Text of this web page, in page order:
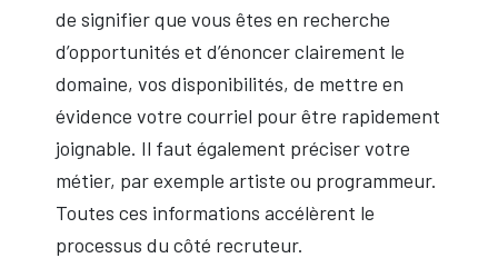
de signifier que vous êtes en recherche
d’opportunités et d’énoncer clairement le
domaine, vos disponibilités, de mettre en
évidence votre courriel pour être rapidement
joignable. Il faut également préciser votre
métier, par exemple artiste ou programmeur.
Toutes ces informations accélèrent le
processus du côté recruteur.